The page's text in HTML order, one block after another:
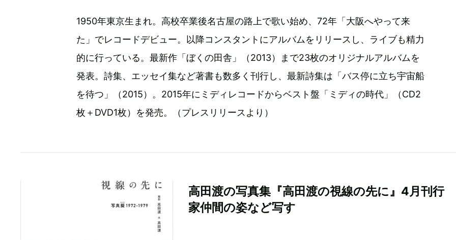
1950年東京生まれ。高校卒業後名古屋の路上で歌い始め、72年「大阪へやって来
た」でレコードデビュー。以降コンスタントにアルバムをリリースし、ライブも精力
的に行っている。最新作「ぼくの田舎」（2013）まで23枚のオリジナルアルバムを
発表。詩集、エッセイ集など著書も数多く刊行し、最新詩集は「バス停に立ち宇宙船
を待つ」（2015）。2015年にミディレコードからベスト盤「ミディの時代」（CD2
枚＋DVD1枚）を発売。（プレスリリースより）
高田渡の写真集『高田渡の視線の先に』4月刊行
家仲間の姿など写す